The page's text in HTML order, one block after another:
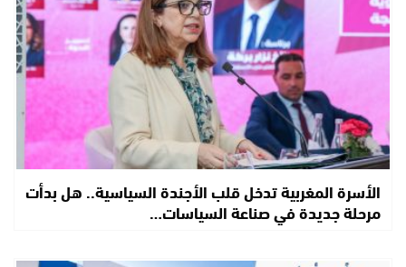
الأسرة المغربية تدخل قلب الأجندة السياسية.. هل بدأت
مرحلة جديدة في صناعة السياسات…